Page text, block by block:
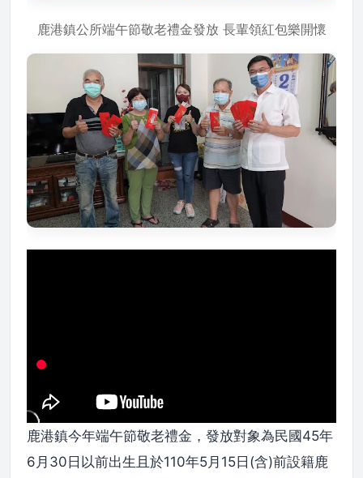
鹿港鎮公所端午節敬老禮金發放 長輩領紅包樂開懷
鹿港鎮今年端午節敬老禮金，發放對象為民國45年
6月30日以前出生且於110年5月15日(含)前設籍鹿